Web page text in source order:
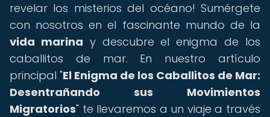
revelar los misterios del océano! Sumérgete
con nosotros en el fascinante mundo de la
vida marina y descubre el enigma de los
caballitos de mar. En nuestro artículo
principal "El Enigma de los Caballitos de Mar:
Desentrañando sus Movimientos
Migratorios" te llevaremos a un viaje a través